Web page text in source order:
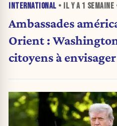
INTERNATIONAL • IL Y A 1 SEMAINE
Ambassades
Orient :
citoyens à